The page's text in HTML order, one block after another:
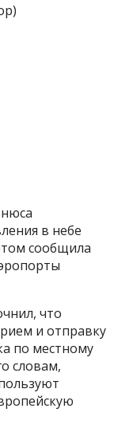
в небе
сообщила
что
и отправку
по местному
словам,